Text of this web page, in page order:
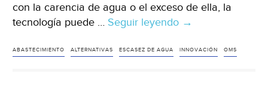
con la carencia de agua o el exceso de ella, la
tecnología puede … Seguir leyendo Tecnología,
solución
→
ABASTECIMIENTO ALTERNATIVAS ESCASEZ DE AGUA INNOVACIÓN OMS